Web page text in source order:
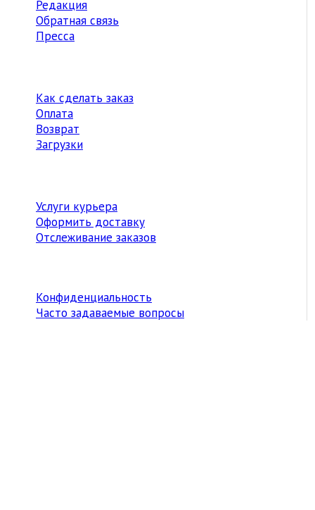
Редакция
Обратная связь
Пресса
Как сделать заказ
Оплата
Возврат
Загрузки
Услуги курьера
Оформить доставку
Отслеживание заказов
Конфиденциальность
Часто задаваемые вопросы